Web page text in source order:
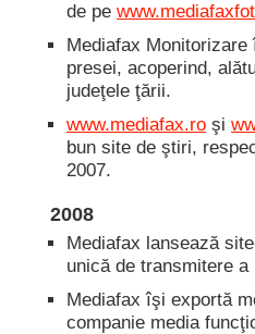
de pe
Mediafax
presei, acoperind,
judeţele ţării.
www.mediafax.ro şi
bun site de ştiri,
2007.
2008
Mediafax lansează
unică de transmitere
Mediafax îşi exportă
companie media